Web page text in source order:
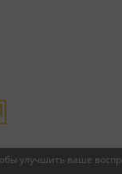
улучшить ваше